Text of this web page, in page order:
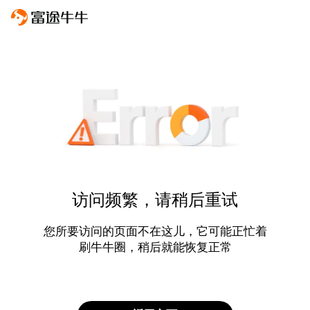
访问频繁，请稍后重试
您所要访问的页面不在这儿，它可能正忙着
刷牛牛圈，稍后就能恢复正常